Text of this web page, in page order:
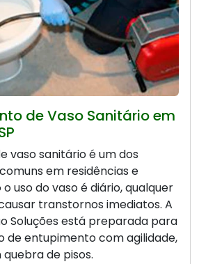
de Vaso Sanitário em
vaso sanitário é um dos
em residências e
uso do vaso é diário, qualquer
transtornos imediatos. A
Soluções está preparada para
de entupimento com agilidade,
de pisos.